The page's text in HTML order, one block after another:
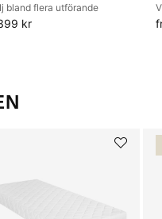
bland flera utförande
kr